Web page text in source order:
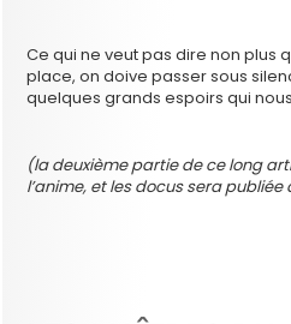
Ce qui ne veut pas dire non plus
place, on doive passer sous
quelques grands espoirs qui
(la deuxième partie de ce long
l’anime, et les docus sera